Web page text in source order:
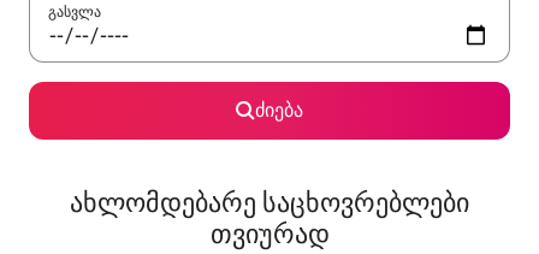
გასვლა
ძიება
ახლომდებარე საცხოვრებლები
თვიურად